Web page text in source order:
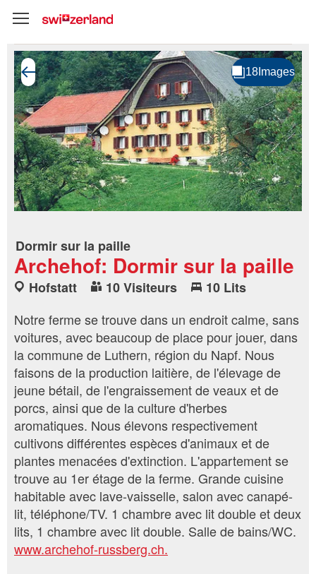
Dormir sur la paille
Archehof: Dormir sur la paille
Hofstatt 10 Visiteurs
10 Lits
Notre ferme se trouve dans un endroit calme, sans
voitures, avec beaucoup de place pour jouer, dans
la commune de Luthern, région du Napf. Nous
faisons de la production laitière, de l'élevage de
jeune bétail, de l'engraissement de veaux et de
porcs, ainsi que de la culture d'herbes
aromatiques. Nous élevons respectivement
cultivons différentes espèces d'animaux et de
plantes menacées d'extinction. L'appartement se
trouve au 1er étage de la ferme. Grande cuisine
habitable avec lave-vaisselle, salon avec canapé-
lit, téléphone/TV. 1 chambre avec lit double et deux
lits, 1 chambre avec lit double. Salle de bains/WC.
www.archehof-russberg.ch.